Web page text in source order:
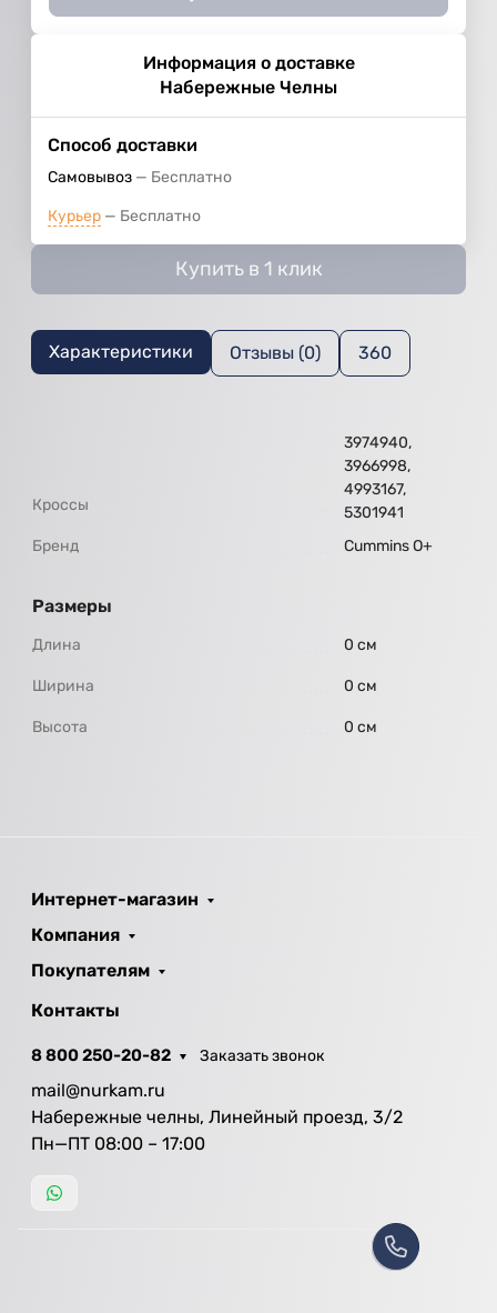
Информация о доставке
Набережные Челны
Способ доставки
Самовывоз Бесплатно
Курьер Бесплатно
Купить в 1 клик
Характеристики Отзывы (0) 360
Кроссы
3974940,
3966998,
4993167,
5301941
Бренд
Cummins O+
Размеры
Длина 0 см
Ширина 0 см
Высота 0 см
Интернет-магазин
Компания
Покупателям
Контакты
8 800 250-20-82 Заказать звонок
mail@nurkam.ru
Набережные челны, Линейный проезд, 3/2
Пн—ПТ 08:00 – 17:00